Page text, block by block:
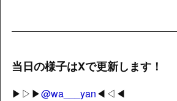
当日の様子はXで更新します！
▶▷▶@wa___yan◀◁◀